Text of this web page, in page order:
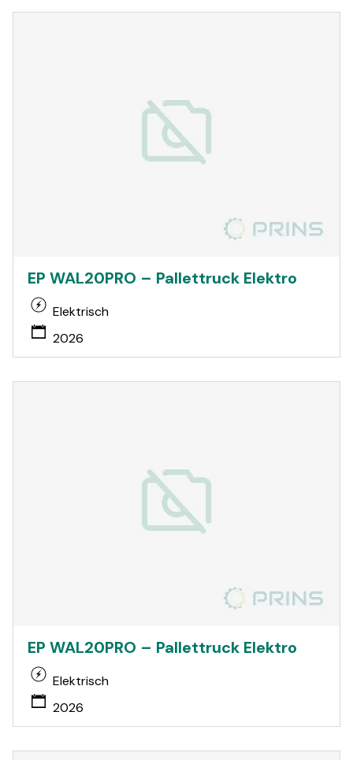
EP WAL20PRO – Pallettruck Elektro
Elektrisch
2026
EP WAL20PRO – Pallettruck Elektro
Elektrisch
2026